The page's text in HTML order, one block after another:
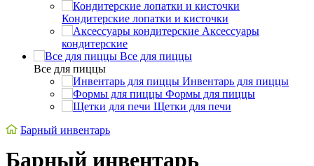
Кондитерские лопатки и кисточки
Аксессуары
кондитерские
Все для пиццы
Все для пиццы
Инвентарь для пиццы
Формы для пиццы
Щетки для печи
Барный инвентарь
Барный инвентарь